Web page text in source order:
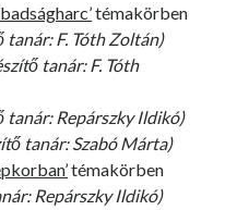
témakörben
tanár: F. Tóth Zoltán)
tanár: F. Tóth
tanár: Repárszky Ildikó)
tanár: Szabó Márta)
témakörben
Repárszky Ildikó)